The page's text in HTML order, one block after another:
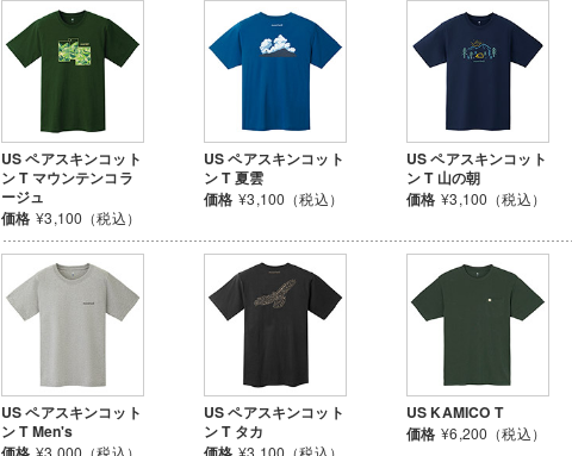
US ペアスキンコット
ン T マウンテンコラ
ージュ
価格 ¥3,100（税込）
US ペアスキンコット
ン T 夏雲
価格 ¥3,100（税込）
US ペアスキンコット
ン T 山の朝
価格 ¥3,100（税込）
US ペアスキンコット
ン T Men's
¥3,000（税込）
US ペアスキンコット
ン T タカ
¥3,100（税込）
US KAMICO T
価格 ¥6,200（税込）